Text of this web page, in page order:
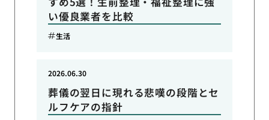
い優良業者を比較
生活
葬儀の翌日に現れる悲嘆の段階とセ
ルフケアの指針
2026.06.30